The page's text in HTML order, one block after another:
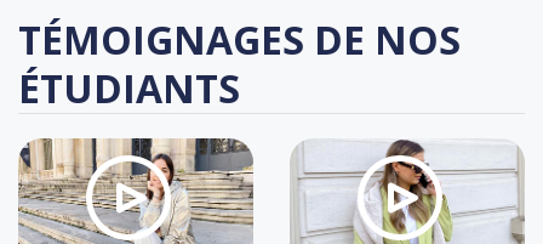
TÉMOIGNAGES DE NOS
ÉTUDIANTS